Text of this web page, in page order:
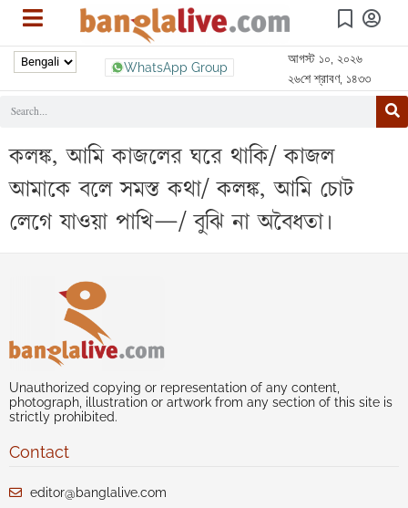
WhatsApp Group
আগস্ট ১০, ২০২৬
২৬শে শ্রাবণ, ১৪৩৩
কলঙ্ক, আমি কাজলের ঘরে থাকি/ কাজল
আমাকে বলে সমস্ত কথা/ কলঙ্ক, আমি চোট
লেগে যাওয়া পাখি—/ বুঝি না অবৈধতা।
Unauthorized copying or representation of any content,
photograph, illustration or artwork from any section of this site is
strictly prohibited.
Contact
editor@banglalive.com